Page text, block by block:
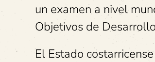
un examen a nivel
Objetivos de
El Estado